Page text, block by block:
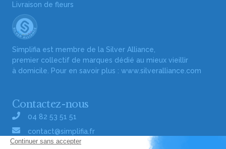
Livraison de fleurs
Simplifia est membre de la Silver Alliance,
premier collectif de marques dédié au mieux vieillir
à domicile. Pour en savoir plus : www.silveralliance.com
Contactez-nous
04 82 53 51 51
contact@simplifia.fr